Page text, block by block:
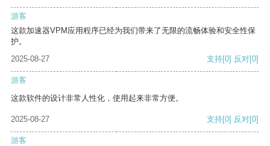
游客
这款加速器VPM应用程序已经为我们带来了无限的流畅体验和安全性保
护。
2025-08-27
支持[0] 反对[0]
游客
这款软件的设计非常人性化，使用起来非常方便。
2025-08-27 支持[0] 反对[0]
游客